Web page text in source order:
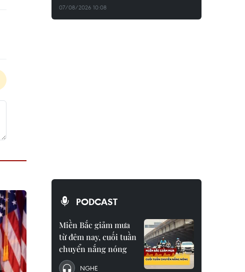
07/08/2026 10:08
PODCAST
Miền Bắc giảm mưa
từ đêm nay, cuối tuần
chuyển nắng nóng
NGHE